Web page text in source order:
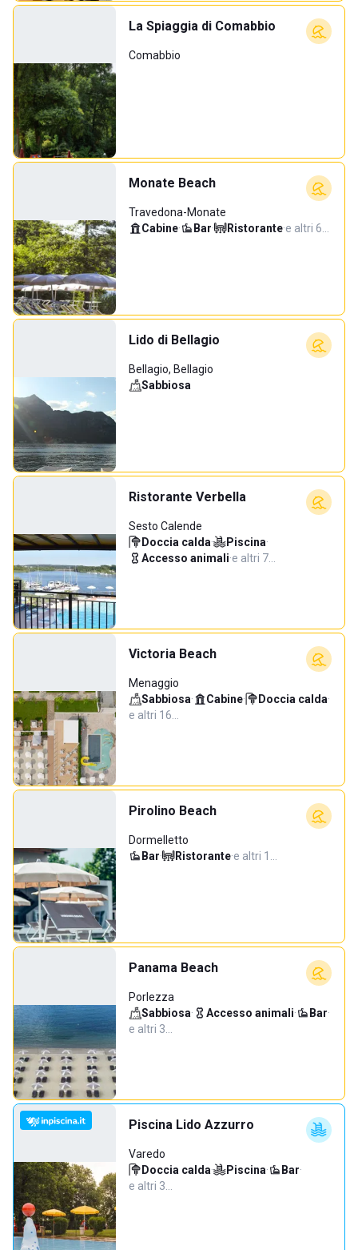
La Spiaggia di Comabbio
Comabbio
Monate Beach
Travedona-Monate
Cabine· Bar· Ristorante·e altri 6…
Lido di Bellagio
Bellagio, Bellagio
Sabbiosa
Ristorante Verbella
Sesto Calende
Doccia calda· Piscina·
Accesso animali·e altri 7…
Victoria Beach
Menaggio
Sabbiosa· Cabine· Doccia calda·
e altri 16…
Pirolino Beach
Dormelletto
Bar· Ristorante·e altri 1…
Panama Beach
Porlezza
Sabbiosa· Accesso animali· Bar·
e altri 3…
Piscina Lido Azzurro
Varedo
Doccia calda· Piscina· Bar·
e altri 3…